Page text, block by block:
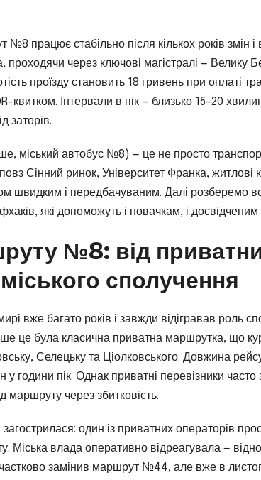
працює стабільно після кількох років змін
через ключові магістралі — Велику
проїзду становить 18 гривень при оплаті
квитком. Інтервали в пік — близько 15–20
заторів.
міський автобус №8) — це не просто
Сінний ринок, Університет Франка, житлові
швидким і передбачуваним. Далі розберемо
які допоможуть і новачкам, і
№8: від
сполучення
вже багато років і завжди відігравав роль
це була класична приватна маршрутка, що
Селецьку та Ціолковського. Довжина
у години пік. Однак приватні перевізники
маршруту через збитковість.
загострилася: один із приватних операторів
Міська влада оперативно відреагувала —
замінив маршрут №44, але вже в